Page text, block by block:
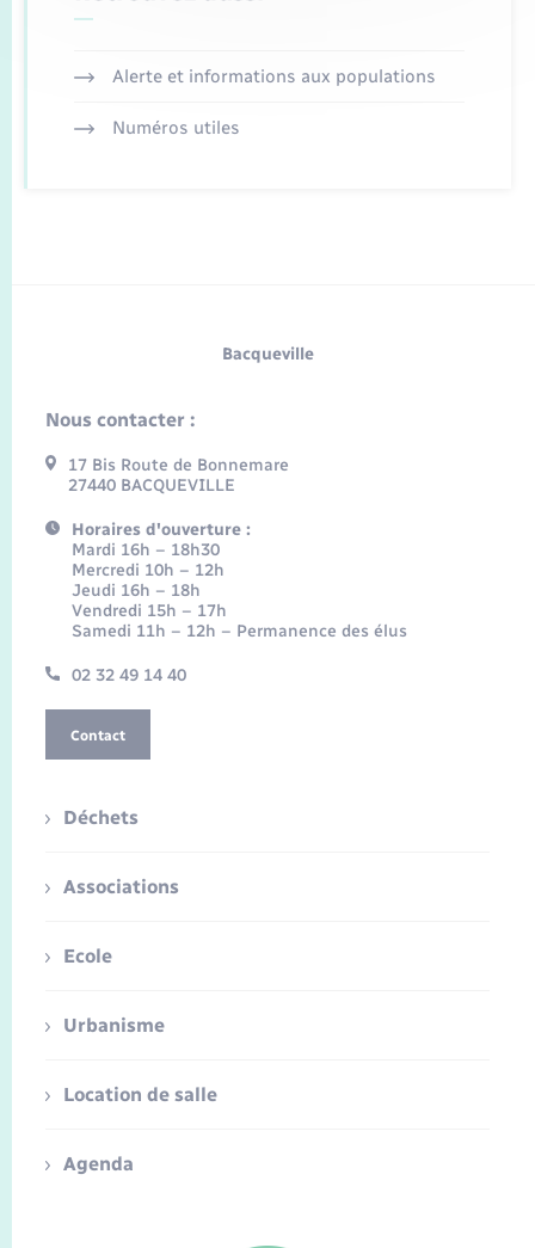
Alerte et informations aux populations
Numéros utiles
Bacqueville
Nous contacter :
17 Bis Route de Bonnemare
27440 BACQUEVILLE
Horaires d'ouverture :
Mardi 16h – 18h30
Mercredi 10h – 12h
Jeudi 16h – 18h
Vendredi 15h – 17h
Samedi 11h – 12h – Permanence des élus
02 32 49 14 40
Contact
Déchets
Associations
Ecole
Urbanisme
Location de salle
Agenda